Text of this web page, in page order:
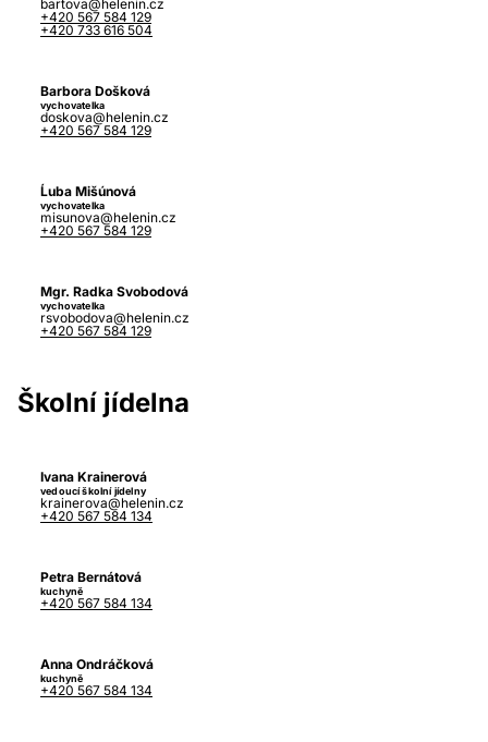
bartova@helenin.cz
+420 567 584 129
+420 733 616 504
Barbora Došková
vychovatelka
doskova@helenin.cz
+420 567 584 129
Ĺuba Mišúnová
vychovatelka
misunova@helenin.cz
+420 567 584 129
Mgr. Radka Svobodová
vychovatelka
rsvobodova@helenin.cz
+420 567 584 129
Školní jídelna
Ivana Krainerová
vedoucí školní jídelny
krainerova@helenin.cz
+420 567 584 134
Petra Bernátová
kuchyně
+420 567 584 134
Anna Ondráčková
kuchyně
+420 567 584 134